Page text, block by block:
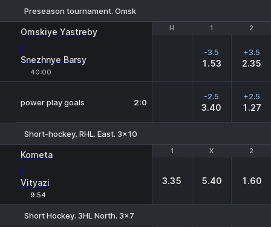
Preseason tournament. Omsk
H 1 2
Omskiye Yastreby
-
Snezhnye Barsy
40:00
H 1 2
-3.5
1.53
+3.5
2.35
power play goals 2:0
-2.5
3.40
+2.5
1.27
Short-hockey. RHL. East. 3x10
1 X 2
Kometa
-
Vityazi
9:54
1 X 2
3.35 5.40 1.60
Short Hockey. 3HL North. 3x7